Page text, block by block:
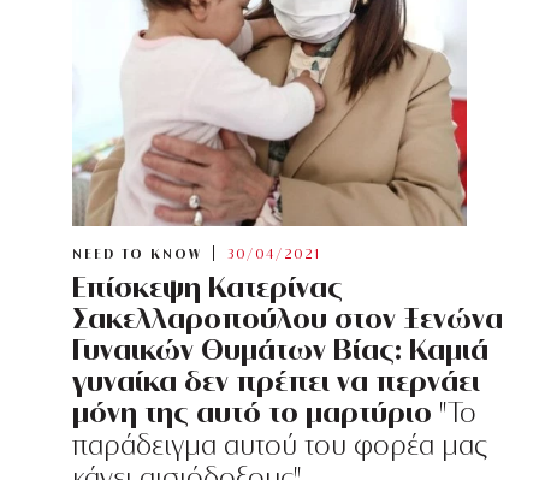
NEED TO KNOW 30/04/2021
Επίσκεψη Κατερίνας
Σακελλαροπούλου στον Ξενώνα
Γυναικών Θυμάτων Βίας: Καμιά
γυναίκα δεν πρέπει να περνάει
μόνη της αυτό το μαρτύριο "Το
παράδειγμα αυτού του φορέα μας